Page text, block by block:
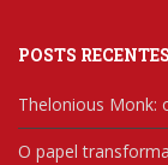
POSTS RECENTES
Thelonious Monk:
O papel